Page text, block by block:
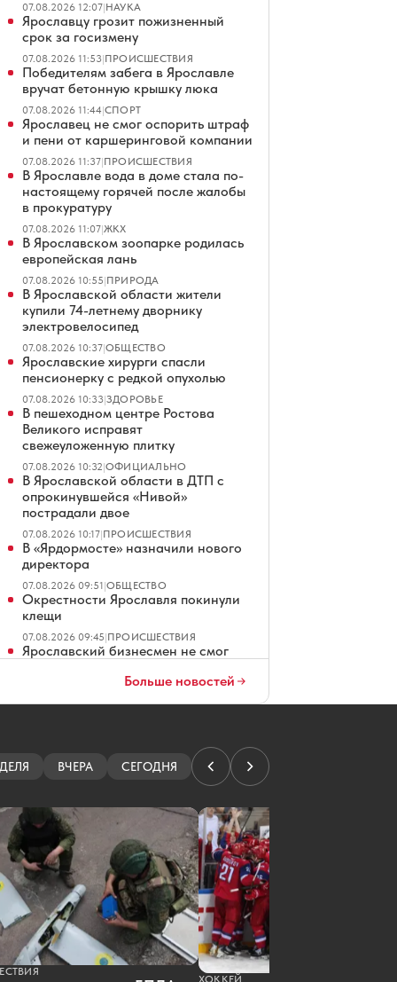
07.08.2026 12:07|НАУКА
Ярославцу грозит пожизненный
срок за госизмену
07.08.2026 11:53|ПРОИСШЕСТВИЯ
Победителям забега в Ярославле
вручат бетонную крышку люка
07.08.2026 11:44|СПОРТ
Ярославец не смог оспорить штраф
и пени от каршеринговой компании
07.08.2026 11:37|ПРОИСШЕСТВИЯ
В Ярославле вода в доме стала по-
настоящему горячей после жалобы
в прокуратуру
07.08.2026 11:07|ЖКХ
В Ярославском зоопарке родилась
европейская лань
07.08.2026 10:55|ПРИРОДА
В Ярославской области жители
купили 74-летнему дворнику
электровелосипед
07.08.2026 10:37|ОБЩЕСТВО
Ярославские хирурги спасли
пенсионерку с редкой опухолью
07.08.2026 10:33|ЗДОРОВЬЕ
В пешеходном центре Ростова
Великого исправят
свежеуложенную плитку
07.08.2026 10:32|ОФИЦИАЛЬНО
В Ярославской области в ДТП с
опрокинувшейся «Нивой»
пострадали двое
07.08.2026 10:17|ПРОИСШЕСТВИЯ
В «Ярдормосте» назначили нового
директора
07.08.2026 09:51|ОБЩЕСТВО
Окрестности Ярославля покинули
клещи
07.08.2026 09:45|ПРОИСШЕСТВИЯ
Ярославский бизнесмен не смог
07.08.2026 09:19|ОБЩЕСТВО
Организатора сайта ярославских
07.08.2026 08:01 КРИМИНАЛ
Ярославские водители ждут чеков
на платных парковках
07.08.2026 07:01 |ОБЩЕСТВО
В Ярославле повторно продают
четырехзвездочный отель
07.08.2026 06:01 |ЭКОНОМИКА
Ярославец просит не превращать
Тверицкий пляж в волейбольную
площадку
Больше новостей
ВЧЕРА СЕГОДНЯ
ХОККЕЙ